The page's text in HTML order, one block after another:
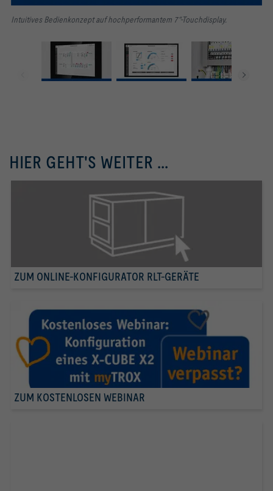
Intuitives Bedienkonzeptauf hochperformantem 7“-Touchdisplay.
HIER GEHT'S WEITER ...
ZUM ONLINE-KONFIGURATOR RLT-GERÄTE
ZUM KOSTENLOSEN WEBINAR